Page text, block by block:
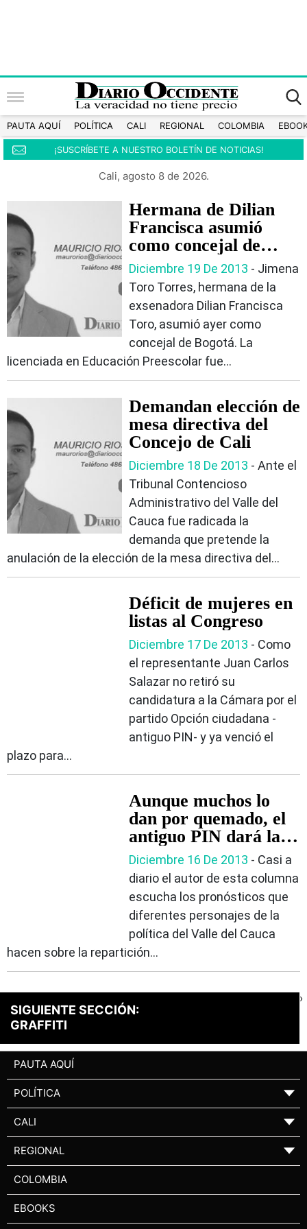
PAUTA AQUÍ POLÍTICA CALI REGIONAL COLOMBIA
¡SUSCRÍBETE A NUESTRO BOLETÍN DE NOTICIAS!
Cali, agosto 8 de 2026.
Hermana de Dilian
Francisca asumió
como concejal de
Bogotá
Diciembre 19 De 2013 ‐ Jimena
Toro Torres, hermana de la
exsenadora Dilian Francisca
Toro, asumió ayer como
concejal de Bogotá. La
licenciada en Educación Preescolar fue...
Demandan elección de
mesa directiva del
Concejo de Cali
Diciembre 18 De 2013 ‐ Ante el
Tribunal Contencioso
Administrativo del Valle del
Cauca fue radicada la
demanda que pretende la
anulación de la elección de la mesa directiva del...
Déficit de mujeres en
listas al Congreso
Diciembre 17 De 2013 ‐ Como
el representante Juan Carlos
Salazar no retiró su
candidatura a la Cámara por el
partido Opción ciudadana -
antiguo PIN- y ya venció el
plazo para...
Aunque muchos lo
dan por quemado, el
antiguo PIN dará la
pelea en el Valle
Diciembre 16 De 2013 ‐ Casi a
diario el autor de esta columna
escucha los pronósticos que
diferentes personajes de la
política del Valle del Cauca
hacen sobre la repartición...
SIGUIENTE SECCIÓN:
GRAFFITI
›
PAUTA AQUÍ
POLÍTICA ▼
CALI ▼
REGIONAL ▼
COLOMBIA
EBOOKS